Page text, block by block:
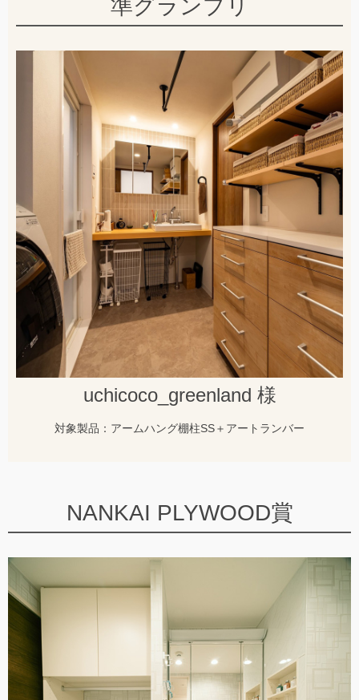
準グランプリ
uchicoco_greenland 様
対象製品：アームハング棚柱SS＋アートランバー
NANKAI PLYWOOD賞